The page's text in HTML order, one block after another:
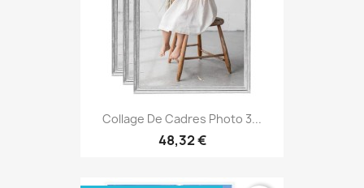
Collage De Cadres Photo 3...
48,32 €